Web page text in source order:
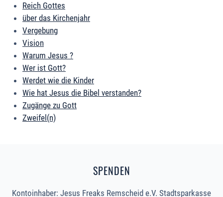
Reich Gottes
über das Kirchenjahr
Vergebung
Vision
Warum Jesus ?
Wer ist Gott?
Werdet wie die Kinder
Wie hat Jesus die Bibel verstanden?
Zugänge zu Gott
Zweifel(n)
SPENDEN
Kontoinhaber: Jesus Freaks Remscheid e.V. Stadtsparkasse